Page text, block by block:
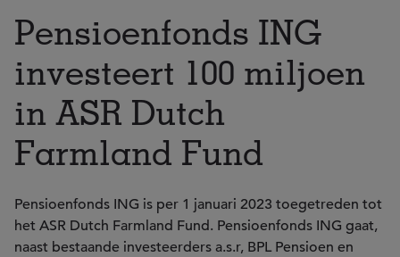
Pensioenfonds ING
investeert 100 miljoen
in ASR Dutch
Farmland Fund
Pensioenfonds ING is per 1 januari 2023 toegetreden tot
het ASR Dutch Farmland Fund. Pensioenfonds ING gaat,
naast bestaande investeerders a.s.r, BPL Pensioen en